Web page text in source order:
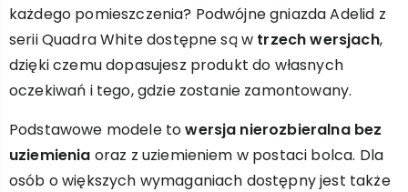
każdego pomieszczenia? Podwójne gniazda Adelid z
serii Quadra White dostępne są w trzech wersjach,
dzięki czemu dopasujesz produkt do własnych
oczekiwań i tego, gdzie zostanie zamontowany.
Podstawowe modele towersja nierozbieralna bez
uziemienia oraz z uziemieniem w postaci bolca. Dla
osób o większych wymaganiach dostępny jest także